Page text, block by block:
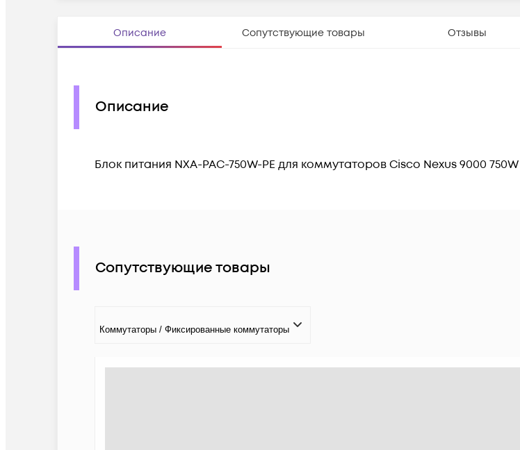
Описание Сопутствующие товары Отзывы
Описание
Блок питания NXA-PAC-750W-PE для коммутаторов Cisco Nexus 9000
Сопутствующие товары
Коммутаторы / Фиксированные коммутаторы